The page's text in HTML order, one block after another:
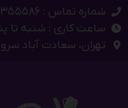
شماره تماس : ۰۲۱۲۲۳۵۵۵۸۶
ساعت کاری : شنبه تا پنج
تهران، سعادت آباد سرو